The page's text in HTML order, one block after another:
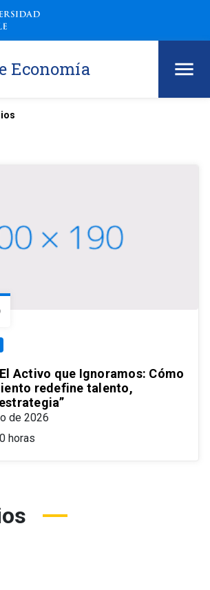
Economía
Activo que Ignoramos: Cómo
redefine talento,
de 2026
horas